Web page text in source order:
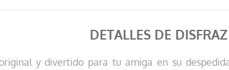
DETALLES DE
y divertido para tu amiga en su